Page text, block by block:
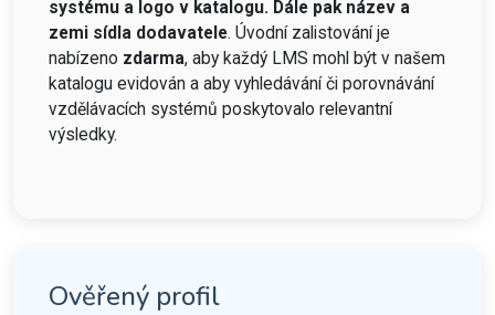
systému a logo v katalogu. Dále pak název a
zemi sídla dodavatele. Úvodní zalistování je
nabízeno zdarma, aby každý LMS mohl být v našem
katalogu evidován a aby vyhledávání či porovnávání
vzdělávacích systémů poskytovalo relevantní
výsledky.
Ověřený profil